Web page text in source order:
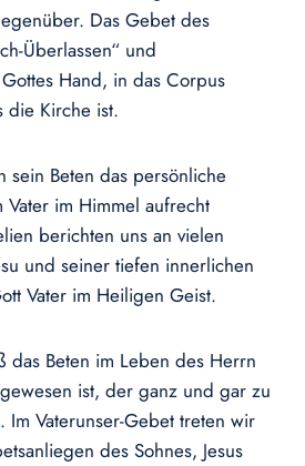
Das Gebet des
Überlassen“ und
Hand, in das Corpus
die Kirche ist.
sein Beten das persönliche
im Himmel aufrecht
berichten uns an vielen
und seiner tiefen innerlichen
Vater im Heiligen Geist.
das Beten im Leben des Herrn
ist, der ganz und gar zu
Im Vaterunser-Gebet treten wir
des Sohnes, Jesus